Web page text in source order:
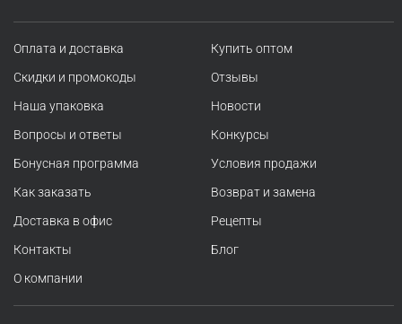
Оплата и доставка
Скидки и промокоды
Наша упаковка
Вопросы и ответы
Бонусная программа
Как заказать
Доставка в офис
Контакты
О компании
Купить оптом
Отзывы
Новости
Конкурсы
Условия продажи
Возврат и замена
Рецепты
Блог